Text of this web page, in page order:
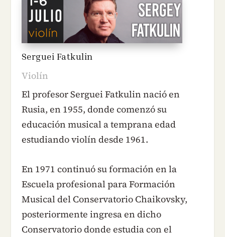
Serguei Fatkulin
Violín
El profesor Serguei Fatkulin nació en
Rusia, en 1955, donde comenzó su
educación musical a temprana edad
estudiando violín desde 1961.
En 1971 continuó su formación en la
Escuela profesional para Formación
Musical del Conservatorio Chaikovsky,
posteriormente ingresa en dicho
Conservatorio donde estudia con el